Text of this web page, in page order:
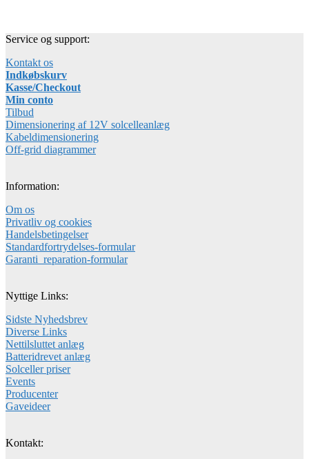
Service og support:
Kontakt os
Indkøbskurv
Kasse/Checkout
Min conto
Tilbud
Dimensionering af 12V solcelleanlæg
Kabeldimensionering
Off-grid diagrammer
Information:
Om os
Privatliv og cookies
Handelsbetingelser
Standardfortrydelses-formular
Garanti_reparation-formular
Nyttige Links:
Sidste Nyhedsbrev
Diverse Links
Nettilsluttet anlæg
Batteridrevet anlæg
Solceller priser
Events
Producenter
Gaveideer
Kontakt: